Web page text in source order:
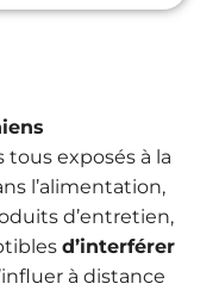
exposés à la
l’alimentation,
d’entretien,
d’interférer
à distance